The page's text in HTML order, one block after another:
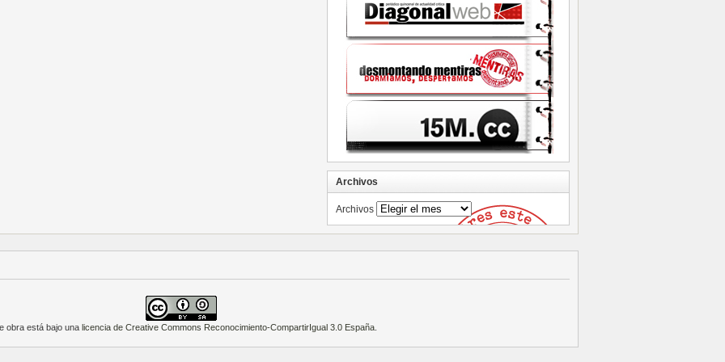
Archivos
Archivos
obra está bajo una licencia de Creative Commons Reconocimiento-CompartirIgual 3.0 España.